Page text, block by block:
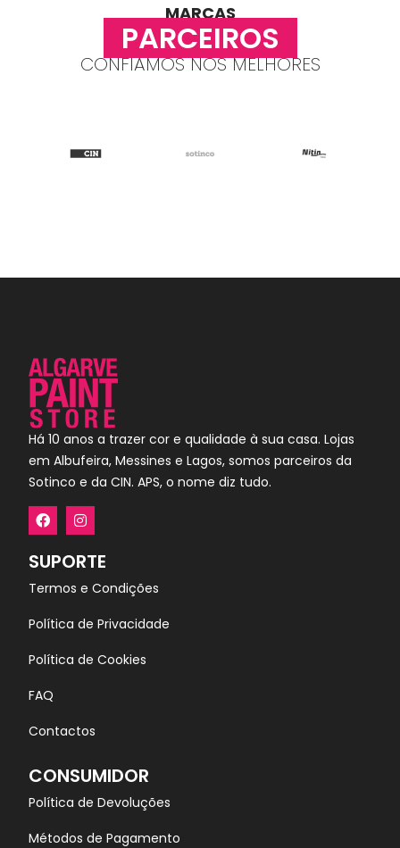
MARCAS
PARCEIROS
CONFIAMOS NOS MELHORES
Há 10 anos a trazer cor e qualidade à sua casa. Lojas
em Albufeira, Messines e Lagos, somos parceiros da
Sotinco e da CIN. APS, o nome diz tudo.
SUPORTE
Termos e Condições
Política de Privacidade
Política de Cookies
FAQ
Contactos
CONSUMIDOR
Política de Devoluções
Métodos de Pagamento